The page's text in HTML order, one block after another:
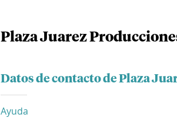
Plaza Juarez
Datos de contacto de Plaza
Ayuda